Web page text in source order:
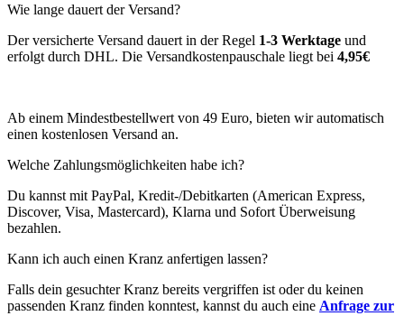
Wie lange dauert der Versand?
Der versicherte Versand dauert in der Regel 1-3 Werktage und
erfolgt durch DHL. Die Versandkostenpauschale liegt bei 4,95€
Ab einem Mindestbestellwert von 49 Euro, bieten wir automatisch
einen kostenlosen Versand an.
Welche Zahlungsmöglichkeiten habe ich?
Du kannst mit PayPal, Kredit-/Debitkarten (American Express,
Discover, Visa, Mastercard), Klarna und Sofort Überweisung
bezahlen.
Kann ich auch einen Kranz anfertigen lassen?
Falls dein gesuchter Kranz bereits vergriffen ist oder du keinen
passenden Kranz finden konntest, kannst du auch eine Anfrage zur